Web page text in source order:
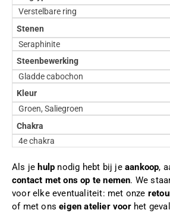
Verstelbare ring
Stenen
Seraphinite
Steenbewerking
Gladde cabochon
Kleur
Groen, Saliegroen
Chakra
4e chakra
Als je hulp nodig hebt bij jeaankoop,
contact met ons op te nemen. We
voor elke eventualiteit: met onze
of met onseigen atelier voorhet